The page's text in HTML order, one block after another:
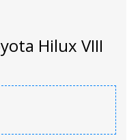
Hilux VIII